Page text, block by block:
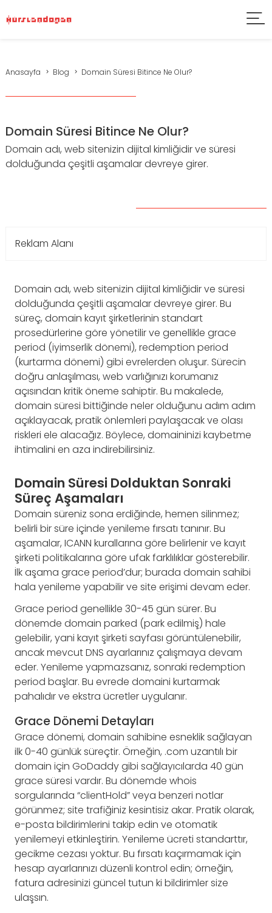
Anasayfa Blog Domain Süresi Bitince Ne Olur?
Domain Süresi Bitince Ne Olur?
Domain adı, web sitenizin dijital kimliğidir ve süresi
dolduğunda çeşitli aşamalar devreye girer.
Reklam Alanı
Domain adı, web sitenizin dijital kimliğidir ve süresi
dolduğunda çeşitli aşamalar devreye girer. Bu
süreç, domain kayıt şirketlerinin standart
prosedürlerine göre yönetilir ve genellikle grace
period (iyimserlik dönemi), redemption period
(kurtarma dönemi) gibi evrelerden oluşur. Sürecin
doğru anlaşılması, web varlığınızı korumanız
açısından kritik öneme sahiptir. Bu makalede,
domain süresi bittiğinde neler olduğunu adım adım
açıklayacak, pratik önlemleri paylaşacak ve olası
riskleri ele alacağız. Böylece, domaininizi kaybetme
ihtimalini en aza indirebilirsiniz.
Domain Süresi Dolduktan Sonraki
Süreç Aşamaları
Domain süreniz sona erdiğinde, hemen silinmez;
belirli bir süre içinde yenileme fırsatı tanınır. Bu
aşamalar, ICANN kurallarına göre belirlenir ve kayıt
şirketi politikalarına göre ufak farklılıklar gösterebilir.
İlk aşama grace period’dur; burada domain sahibi
hala yenileme yapabilir ve site erişimi devam eder.
Grace period genellikle 30-45 gün sürer. Bu
dönemde domain parked (park edilmiş) hale
gelebilir, yani kayıt şirketi sayfası görüntülenebilir,
ancak mevcut DNS ayarlarınız çalışmaya devam
eder. Yenileme yapmazsanız, sonraki redemption
period başlar. Bu evrede domaini kurtarmak
pahalıdır ve ekstra ücretler uygulanır.
Grace Dönemi Detayları
Grace dönemi, domain sahibine esneklik sağlayan
ilk 0-40 günlük süreçtir. Örneğin, .com uzantılı bir
domain için GoDaddy gibi sağlayıcılarda 40 gün
grace süresi vardır. Bu dönemde whois
sorgularında “clientHold” veya benzeri notlar
görünmez; site trafiğiniz kesintisiz akar. Pratik olarak,
e-posta bildirimlerini takip edin ve otomatik
yenilemeyi etkinleştirin. Yenileme ücreti standarttır,
gecikme cezası yoktur. Bu fırsatı kaçırmamak için
hesap ayarlarınızı düzenli kontrol edin; örneğin,
fatura adresinizi güncel tutun ki bildirimler size
ulaşsın.